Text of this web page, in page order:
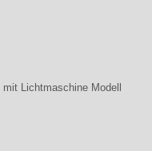
Lichtmaschine Modell